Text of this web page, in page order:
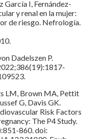
García I, Fernández-
y renal en la mujer:
de riesgo. Nefrología.
Dadelszen P.
LM, Brown MA, Pettit
G, Davis GK.
Risk Factors
The P4 Study.
860. doi: